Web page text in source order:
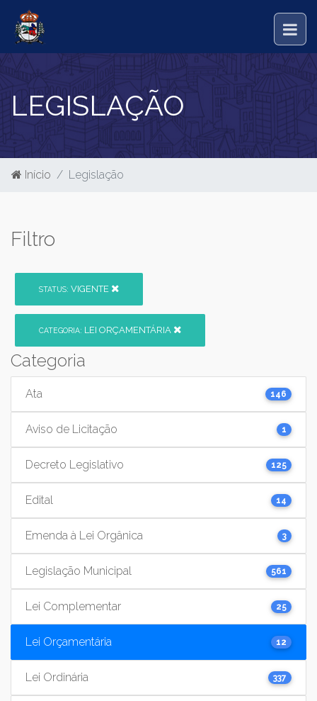
LEGISLAÇÃO
Início Legislação
Filtro
STATUS: VIGENTE
CATEGORIA: LEI ORÇAMENTÁRIA
Categoria
Ata 146
Aviso de Licitação 1
Decreto Legislativo 125
Edital 14
Emenda à Lei Orgânica 3
Legislação Municipal 561
Lei Complementar 25
Lei Orçamentária 12
Lei Ordinária 337